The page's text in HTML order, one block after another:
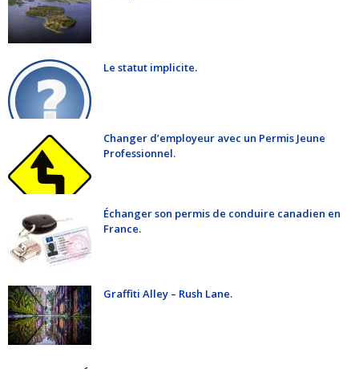
Le statut implicite.
Changer d’employeur avec un Permis Jeune
Professionnel.
Échanger son permis de conduire canadien en
France.
Graffiti Alley – Rush Lane.